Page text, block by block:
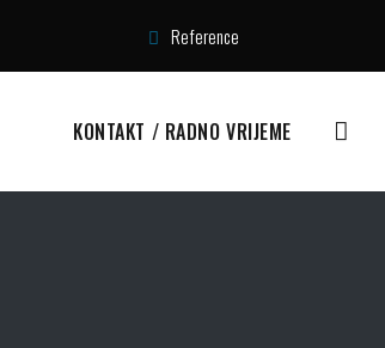
Reference
KONTAKT / RADNO VRIJEME